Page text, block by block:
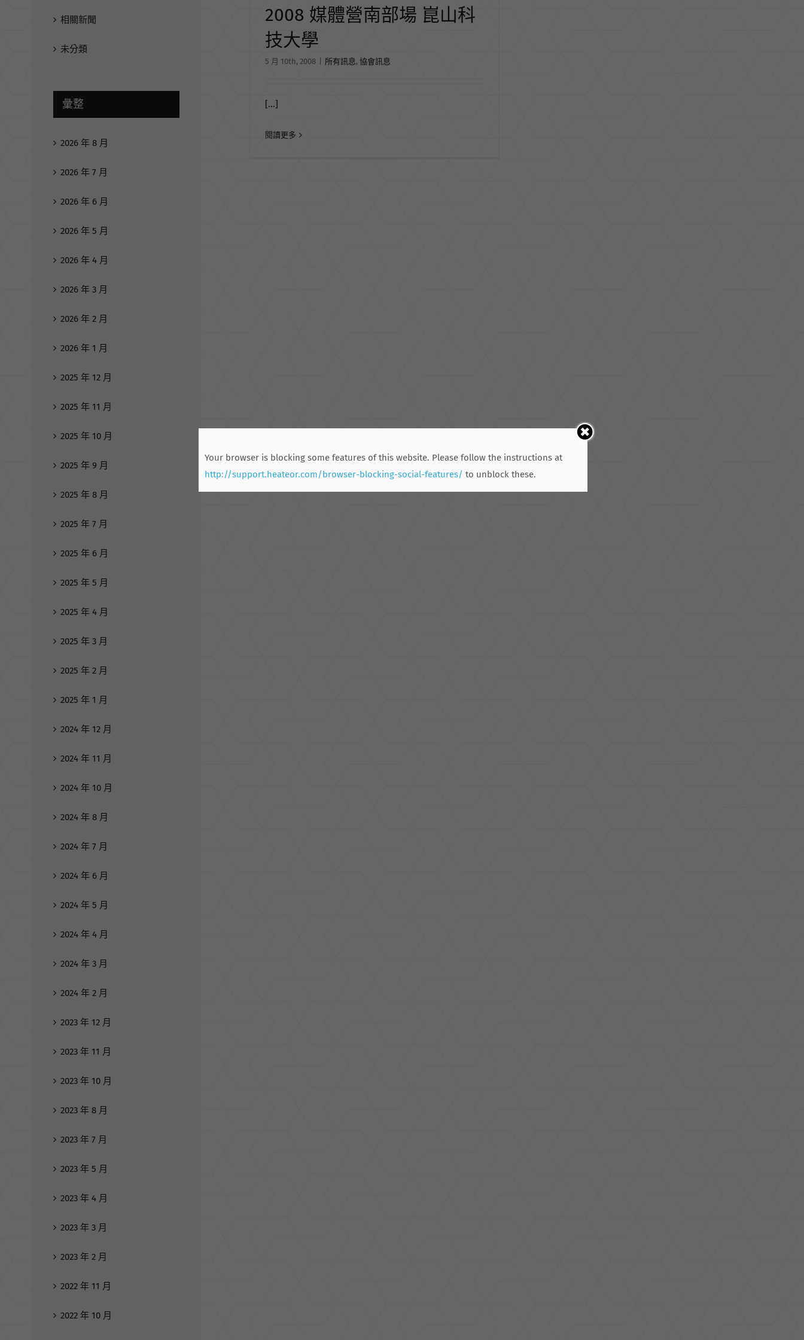
2008 媒體營南部場 崑山科
技大學
5 月 10th, 2008 所有訊息 ,協會訊息
[...]
閱讀更多
相關新聞
未分類
彙整
2026 年 8 月
2026 年 7 月
2026 年 6 月
2026 年 5 月
2026 年 4 月
2026 年 3 月
2026 年 2 月
2026 年 1 月
2025 年 12 月
2025 年 11 月
2025 年 10 月
2025 年 9 月
2025 年 8 月
2025 年 7 月
2025 年 6 月
2025 年 5 月
2025 年 4 月
2025 年 3 月
2025 年 2 月
2025 年 1 月
2024 年 12 月
2024 年 11 月
2024 年 10 月
2024 年 8 月
2024 年 7 月
2024 年 6 月
2024 年 5 月
2024 年 4 月
2024 年 3 月
2024 年 2 月
2023 年 12 月
2023 年 11 月
2023 年 10 月
2023 年 8 月
2023 年 7 月
2023 年 5 月
2023 年 4 月
2023 年 3 月
2023 年 2 月
2022 年 11 月
2022 年 10 月
Your browser is blocking some features of this website. Please follow the instructions at
http://support.heateor.com/browser-blocking-social-features/ to unblock these.